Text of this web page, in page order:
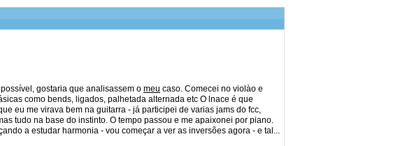
gostaria que analisassem o meu caso. Comecei no violào e
como bends, ligados, palhetada alternada etc O lnace é que
eu me virava bem na guitarra - já participei de varias jams do fcc,
tudo na base do instinto. O tempo passou e me apaixonei por piano.
a estudar harmonia - vou começar a ver as inversões agora - e tal...